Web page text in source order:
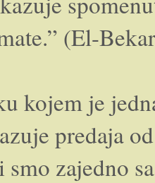
(El-
kojem je
predaja
smo zajedno